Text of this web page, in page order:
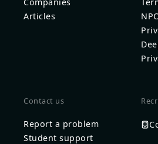
Articles
Contact us
Report a problem
Student support